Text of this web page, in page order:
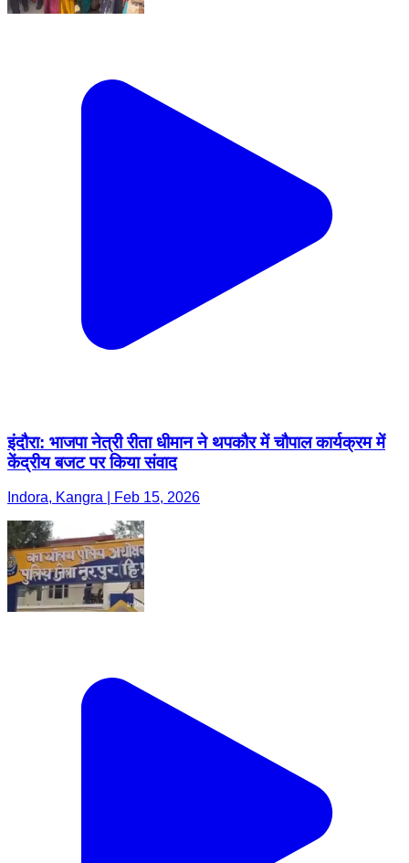
इंदौरा: भाजपा नेत्री रीता धीमान ने थपकौर में चौपाल कार्यक्रम में
केंद्रीय बजट पर किया संवाद
Indora, Kangra | Feb 15, 2026